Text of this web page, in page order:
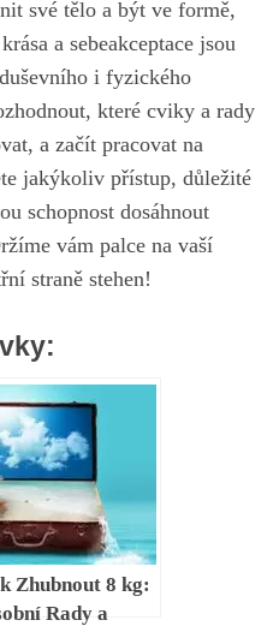
‍své tělo a být ⁤ve ​formě,
a‍ sebeakceptace jsou
i fyzického
které cviky‍ a‍ rady
a začít ‍pracovat‍ na
jakýkoliv přístup,‌ důležité
‍schopnost⁣ dosáhnout
vám palce na​ vaší
straně stehen!​
Zhubnout 8 kg:
Rady a